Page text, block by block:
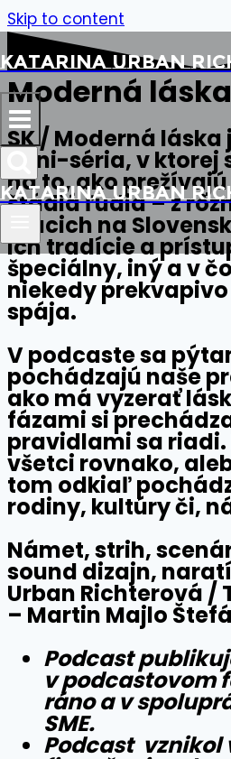
Skip to content
Katarina Urban
Katarina Urban
Moderná láska
SK / Moderná láska
mini-séria, v ktorej
na to, ako
štádiá ľudia – z
žijúcich na
ich tradície a
špeciálny, iný a v
niekedy
spája.
V podcaste sa
pochádzajú naše
ako má vyzerať
fázami si
pravidlami sa riadi.
všetci rovnako,
tom odkiaľ
rodiny, kultúry či,
Námet, strih,
sound dizajn,
Urban Richterová /
– Martin Majlo
Podcast
v podcastovom
ráno a v
SME.
Podcast vznikol